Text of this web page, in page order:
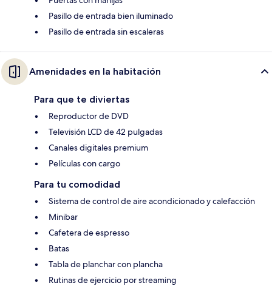
Pasillo de entrada bien iluminado
Pasillo de entrada sin escaleras
Amenidades en la habitación
Para que te diviertas
Reproductor de DVD
Televisión LCD de 42 pulgadas
Canales digitales premium
Películas con cargo
Para tu comodidad
Sistema de control de aire acondicionado y calefacción
Minibar
Cafetera de espresso
Batas
Tabla de planchar con plancha
Rutinas de ejercicio por streaming